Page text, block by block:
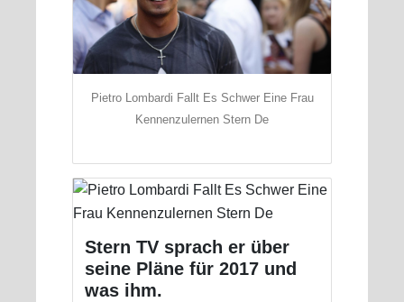
Pietro Lombardi Fallt Es Schwer Eine Frau
Kennenzulernen Stern De
Stern TV sprach er über
seine Pläne für 2017 und
was ihm.